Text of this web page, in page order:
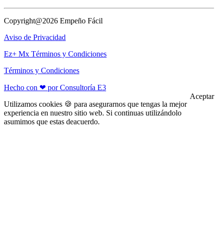
Copyright@2026 Empeño Fácil
Aviso de Privacidad
Ez+ Mx Términos y Condiciones
Términos y Condiciones
Hecho con ❤ por Consultoría E3
Utilizamos cookies 🍪 para asegurarnos que tengas la mejor
experiencia en nuestro sitio web. Si continuas utilizándolo
asumimos que estas deacuerdo.
Aceptar